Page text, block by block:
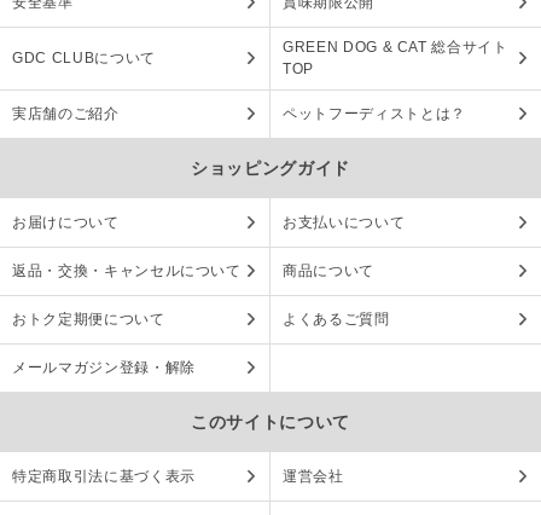
GDC CLUBについて
GREEN DOG & CAT 総合サイト
TOP
実店舗のご紹介 ペットフーディストとは？
ショッピングガイド
お届けについて お支払いについて
返品・交換・キャンセルについて 商品について
おトク定期便について よくあるご質問
メールマガジン登録・解除
このサイトについて
特定商取引法に基づく表示 運営会社